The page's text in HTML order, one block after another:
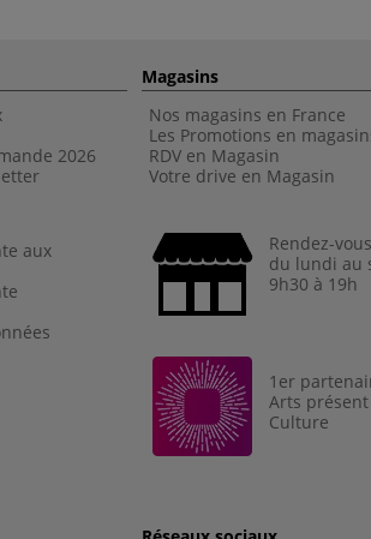
2026
aux
e
Magasins
Nos magasins en France
Les Promotions en
RDV en Magasin
Votre drive en Magasin
Rendez-
du lundi au
9h30 à 19h
1er
Arts
Culture